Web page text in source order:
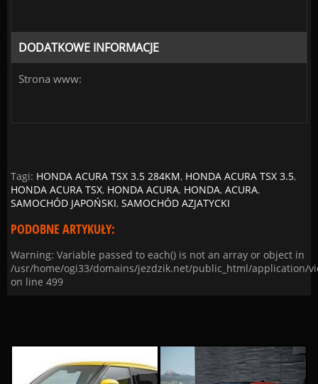
DODATKOWE INFORMACJE
Strona www:
Tagi: HONDA ACURA TSX 3.5 284KM, HONDA ACURA TSX 3.5,
HONDA ACURA TSX, HONDA ACURA, HONDA, ACURA,
SAMOCHÓD JAPOŃSKI, SAMOCHÓD AZJATYCKI
PODOBNE ARTYKUŁY:
Warning: Variable passed to each() is not an array or object in
/usr/home/ogi33/domains/jezdzik.net/public_html/application/
on line 499